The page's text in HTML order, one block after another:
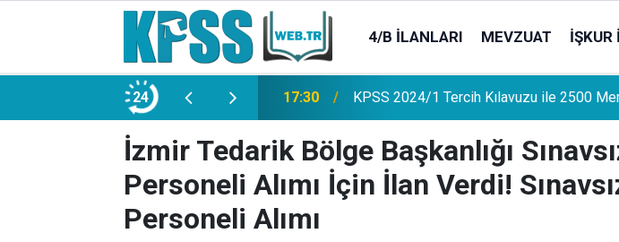
4/B İLANLARI MEVZUAT İŞKUR
24
Memur Alımı Başlıyor! 21:20 TL Mevduat Sahipleri İçin Önemli Gelişme:
İzmir Tedarik Bölge Başkanlığı
Personeli Alımı İçin İlan Verdi!
Personeli Alımı